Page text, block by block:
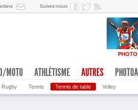
Suivez-nous
MOTO ATHLÉTISME AUTRES
Rugby Tennis Tennis de table Volley